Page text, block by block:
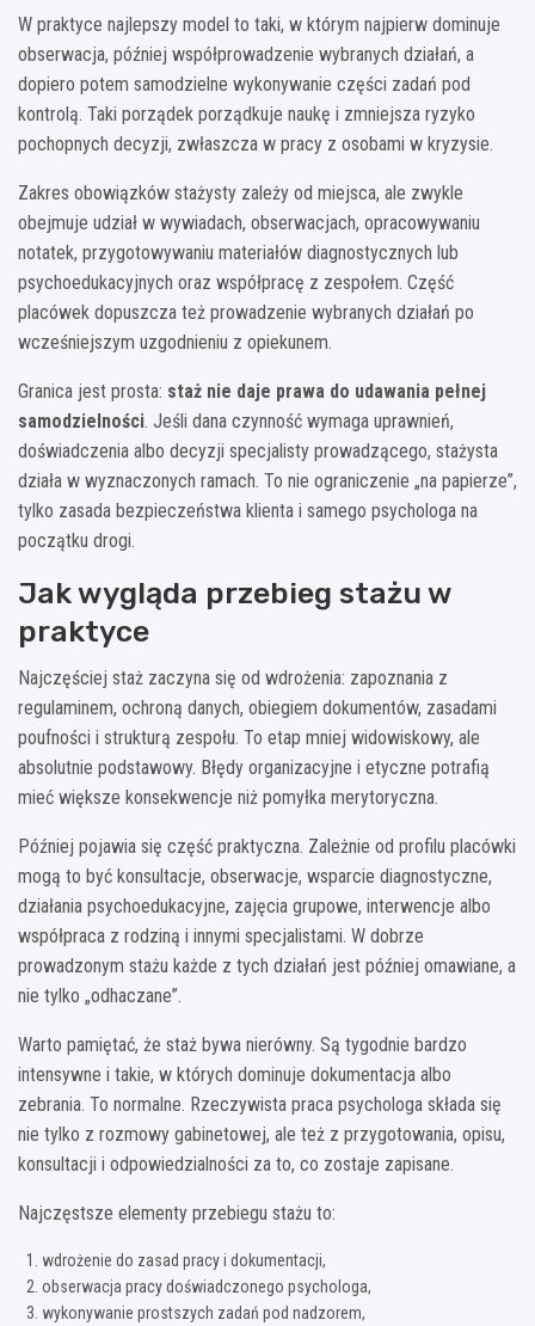
W praktyce najlepszy model to taki, w którym najpierw dominuje
obserwacja, później współprowadzenie wybranych działań, a
dopiero potem samodzielne wykonywanie części zadań pod
kontrolą. Taki porządek porządkuje naukę i zmniejsza ryzyko
pochopnych decyzji, zwłaszcza w pracy z osobami w kryzysie.
Zakres obowiązków stażysty zależy od miejsca, ale zwykle
obejmuje udział w wywiadach, obserwacjach, opracowywaniu
notatek, przygotowywaniu materiałów diagnostycznych lub
psychoedukacyjnych oraz współpracę z zespołem. Część
placówek dopuszcza też prowadzenie wybranych działań po
wcześniejszym uzgodnieniu z opiekunem.
Granica jest prosta: staż nie daje prawa do udawania pełnej
samodzielności. Jeśli dana czynność wymaga uprawnień,
doświadczenia albo decyzji specjalisty prowadzącego, stażysta
działa w wyznaczonych ramach. To nie ograniczenie „na papierze”,
tylko zasada bezpieczeństwa klienta i samego psychologa na
początku drogi.
Jak wygląda przebieg stażu w
praktyce
Najczęściej staż zaczyna się od wdrożenia: zapoznania z
regulaminem, ochroną danych, obiegiem dokumentów, zasadami
poufności i strukturą zespołu. To etap mniej widowiskowy, ale
absolutnie podstawowy. Błędy organizacyjne i etyczne potrafią
mieć większe konsekwencje niż pomyłka merytoryczna.
Później pojawia się część praktyczna. Zależnie od profilu placówki
mogą to być konsultacje, obserwacje, wsparcie diagnostyczne,
działania psychoedukacyjne, zajęcia grupowe, interwencje albo
współpraca z rodziną i innymi specjalistami. W dobrze
prowadzonym stażu każde z tych działań jest później omawiane, a
nie tylko „odhaczane”.
Warto pamiętać, że staż bywa nierówny. Są tygodnie bardzo
intensywne i takie, w których dominuje dokumentacja albo
zebrania. To normalne. Rzeczywista praca psychologa składa się
nie tylko z rozmowy gabinetowej, ale też z przygotowania, opisu,
konsultacji i odpowiedzialności za to, co zostaje zapisane.
Najczęstsze elementy przebiegu stażu to:
wdrożenie do zasad pracy i dokumentacji,
obserwacja pracy doświadczonego psychologa,
wykonywanie prostszych zadań pod nadzorem,